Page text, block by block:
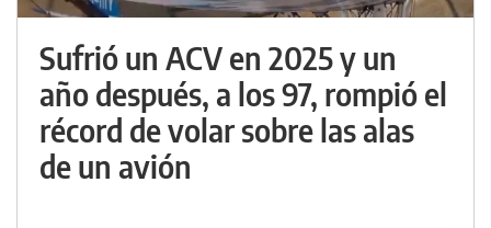
Sufrió un ACV en 2025 y un
año después, a los 97, rompió el
récord de volar sobre las alas
de un avión